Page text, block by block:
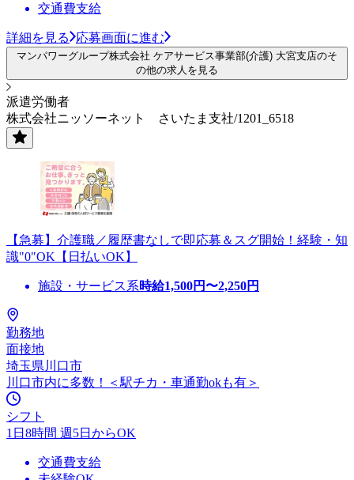
交通費支給
詳細を見る 応募画面に進む
マンパワーグループ株式会社 ケアサービス事業部(介護) 大宮支店のそ
の他の求人を見る
派遣労働者
株式会社ニッソーネット さいたま支社/1201_6518
【急募】介護職／履歴書なしで即応募＆スグ開始！経験・知
識"0"OK【日払いOK】
施設・サービス系時給1,500円〜2,250円
勤務地
面接地
埼玉県川口市
川口市内に多数！＜駅チカ・車通勤okも有＞
シフト
1日8時間 週5日からOK
交通費支給